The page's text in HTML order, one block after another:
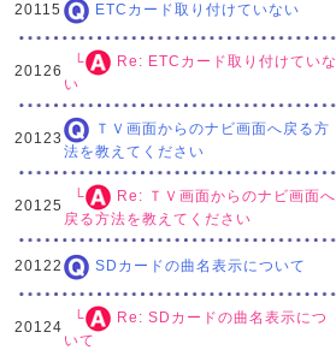
20115 ETCカード取り付けていない
20126
└
Re: ETCカード取り付けていな
い
20123
ＴＶ画面からのナビ画面へ戻る方
法を教えてください
20125
└
Re: ＴＶ画面からのナビ画面へ
戻る方法を教えてください
20122 SDカードの曲名表示について
20124
└
Re: SDカードの曲名表示につ
いて